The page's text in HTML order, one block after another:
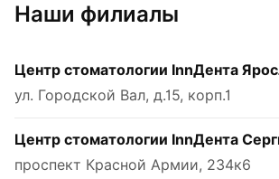
Наши филиалы
Центр стоматологии InnДента
ул. Городской Вал, д.15, корп.1
Центр стоматологии InnДента
проспект Красной Армии, 234к6